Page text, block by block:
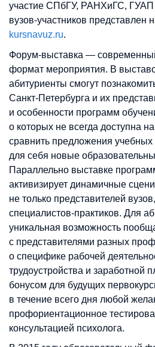
участие СПбГУ, РАНХиГС,
вузов-участников представлен
kursnavuz.ru.
Форум-выставка —
формат мероприятия. В
абитуриенты смогут
Санкт-Петербурга и их
и особенности программ
о которых не всегда доступна
сравнить предложения учебных
для себя новые
Параллельно выставке
активизирует динамичные
не только представителей
специалистов-практиков. Для
уникальная возможность
с представителями разных
о специфике рабочей
трудоустройства и заработной
бонусом для будущих
в течение всего дня любой
профориентационное
консультацией психолога.